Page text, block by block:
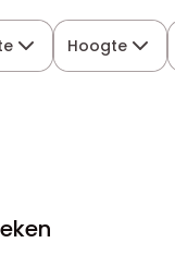
Hoogte